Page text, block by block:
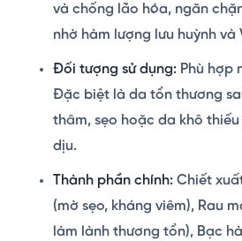
và chống lão hóa, ngăn
nhờ hàm lượng lưu huỳnh và
Đối tượng sử dụng:Phù hợp
Đặc biệt là da tổn thương
thâm, sẹo hoặc da khô
dịu.
Thành phần chính:Chiết
(mờ sẹo, kháng viêm), Rau
làm lành thương tổn), Bạc